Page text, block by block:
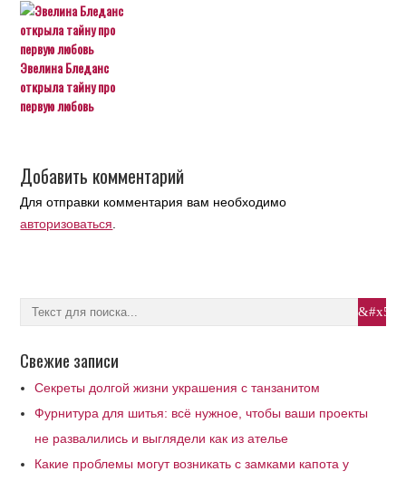
Эвелина Бледанс
открыла тайну про
первую любовь
Добавить комментарий
Для отправки комментария вам необходимо
авторизоваться
Свежие записи
Секреты долгой жизни украшения с танзанитом
Фурнитура для шитья: всё нужное, чтобы ваши проекты
не развалились и выглядели как из ателье
Какие проблемы могут возникать с замками капота у